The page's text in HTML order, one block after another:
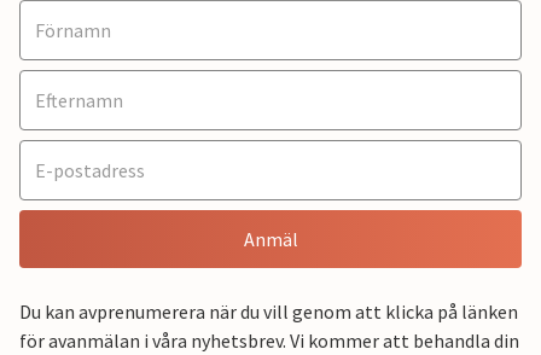
Anmäl
Du kan avprenumerera när du vill genom att klicka på länken
för avanmälan i våra nyhetsbrev. Vi kommer att behandla din